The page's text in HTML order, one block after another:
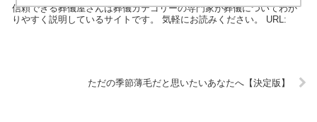
信頼できる葬儀屋さんは葬儀カテゴリーの専門家が葬儀についてわか
りやすく説明しているサイトです。 気軽にお読みください。 URL:
ただの季節薄毛だと思いたいあなたへ【決定版】